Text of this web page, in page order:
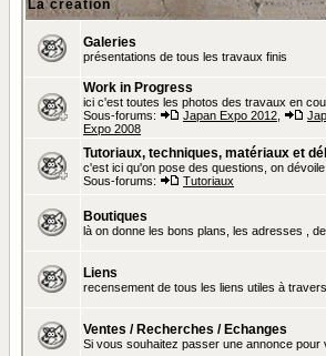
La création
Galeries
présentations de tous les travaux finis
Work in Progress
ici c'est toutes les photos des travaux en
Sous-forums:
Japan Expo 2012
Expo 2008
Tutoriaux, techniques, matériaux et
c'est ici qu'on pose des questions, on
Sous-forums:
Tutoriaux
Boutiques
là on donne les bons plans, les adresses ,
Liens
recensement de tous les liens utiles à
Ventes / Recherches / Echanges
Si vous souhaitez passer une annonce